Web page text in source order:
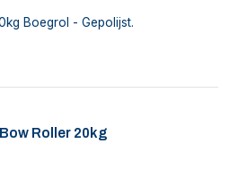
Boegrol - Gepolijst.
Roller 20kg